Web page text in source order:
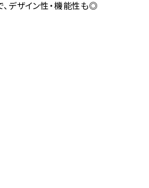
、デザイン性・機能性も◎